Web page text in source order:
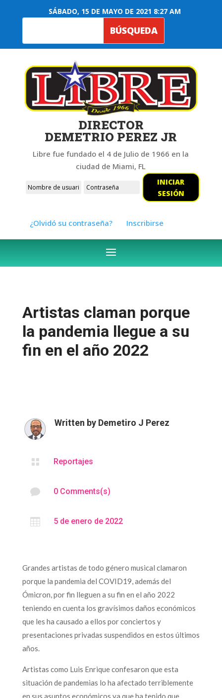
SÁBADO, 15 DE MAYO DE 2021 8:27 AM
DIRECTOR
DEMETRIO PEREZ JR
Libre fue fundado el 4 de Julio de 1966 en la
ciudad de Miami, FL
INICIAR
SESIÓN
¿Olvidó su contraseña? Inscribirse
Artistas claman porque
la pandemia llegue a su
fin en el año 2022
Written by Demetiro J Perez
 Reportajes
 0 Comments(s)
 5 de enero de 2022
Grandes artistas de todo género musical clamaron
porque la pandemia del COVID19, además del
Ómicron, por fin lleguen a su fin en el año 2022
teniendo en cuenta los gravísimos daños económicos
que les ha causado a ellos por conciertos y
presentaciones privadas suspendidos en estos últimos
años.
Artistas como Luis Enrique confesaron que esta
situación de pandemias lo ha afectado terriblemente
en sus asuntos económicos ya que ha tenido que